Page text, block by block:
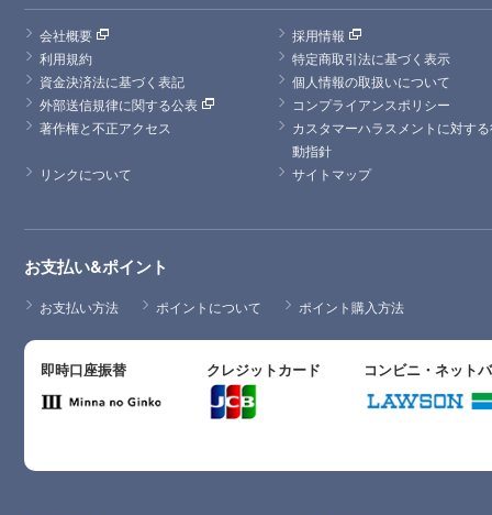
会社概要
採用情報
利用規約
特定商取引法に基づく表示
資金決済法に基づく表記
個人情報の取扱いについて
外部送信規律に関する公表
コンプライアンスポリシー
著作権と不正アクセス
カスタマーハラスメントに対す
動指針
リンクについて
サイトマップ
お支払い&ポイント
お支払い方法 ポイントについて ポイント購入方法
即時口座振替 クレジットカード コンビニ・ネット